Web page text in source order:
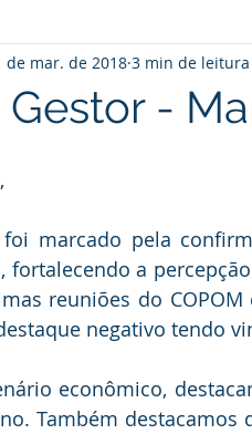
-
de mar. de 2018 3 min de leitura
marcado pela
fortalecendo a
reuniões do
negativo tendo
econômico,
Também destacamos